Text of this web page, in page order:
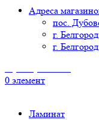
Адреса
пос.
г.
г.
0 элемент
Ламинат